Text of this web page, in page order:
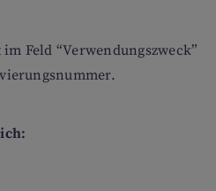
Feld “Verwendungszweck”